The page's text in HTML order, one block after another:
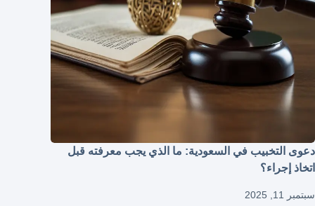
دعوى التخبيب في السعودية: ما الذي يجب معرفته قبل
اتخاذ إجراء؟
سبتمبر 11, 2025